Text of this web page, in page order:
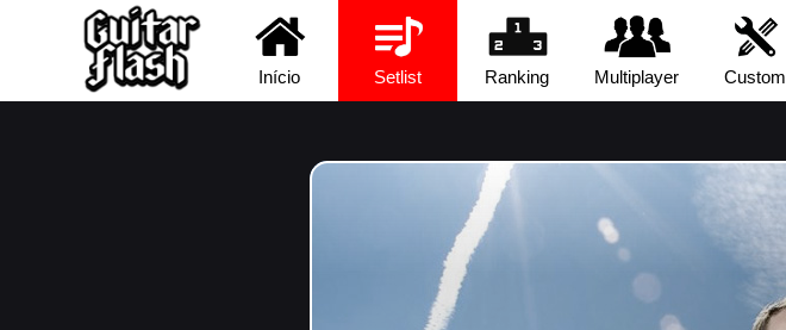
Início Setlist Ranking Multiplayer Custom